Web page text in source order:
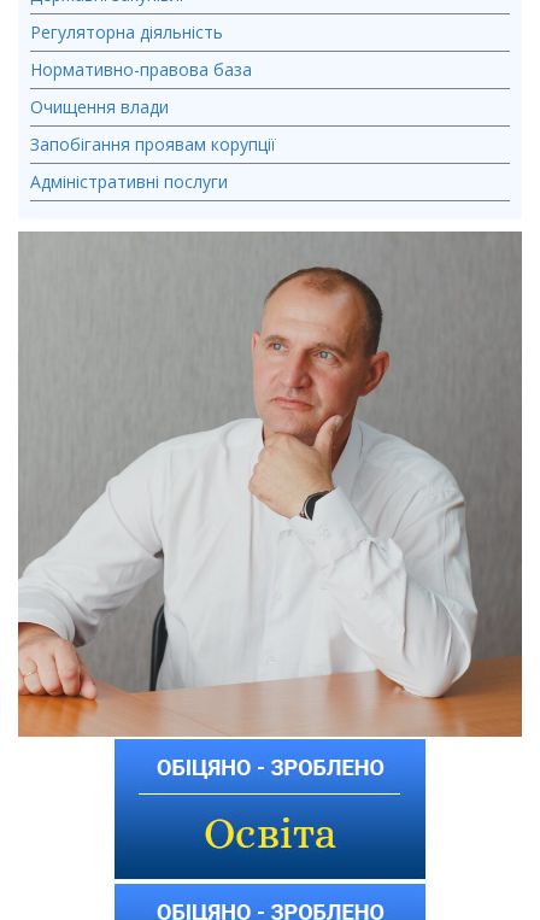
Регуляторна діяльність
Нормативно-правова база
Очищення влади
Запобігання проявам корупції
Адміністративні послуги